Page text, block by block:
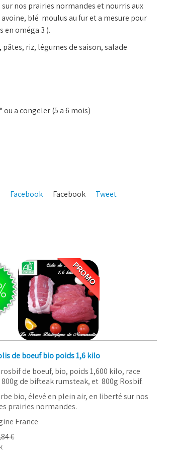
sur nos prairies normandes et nourris aux
blé moulus au fur et a mesure pour
oméga 3 ).
riz, légumes de saison, salade
ou a congeler (5 a 6 mois)
Tweet
Facebook
Facebook
PROMO
de boeuf bio poids 1,6 kilo
de boeuf, bio, poids 1,600 kilo, race
de bifteak rumsteak, et 800g Rosbif.
bio, élevé en plein air, en liberté sur nos
prairies normandes.
France
€